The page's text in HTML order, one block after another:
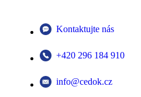
Kontaktujte nás
+420 296 184 910
info@cedok.cz